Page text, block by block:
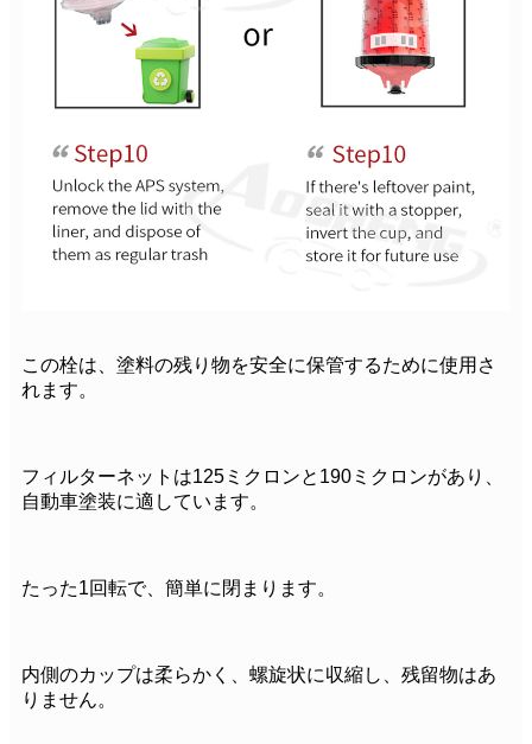
この栓は、塗料の残り物を安全に保管するために使用さ
れます。
フィルターネットは125ミクロンと190ミクロンがあり、
自動車塗装に適しています。
たった1回転で、簡単に閉まります。
内側のカップは柔らかく、螺旋状に収縮し、残留物はあ
りません。